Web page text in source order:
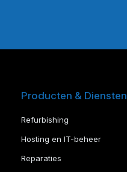
Producten & Diensten
Refurbishing
Hosting en IT-beheer
Reparaties